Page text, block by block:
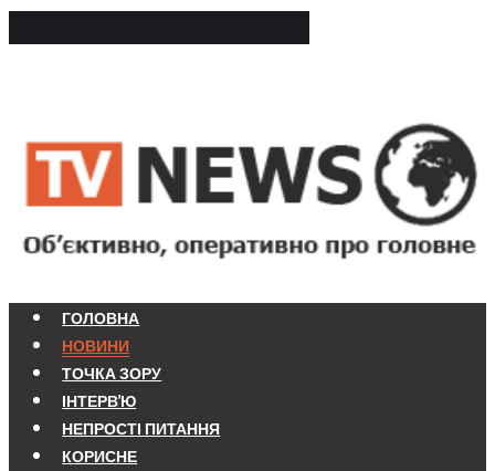
ГОЛОВНА
НОВИНИ
ТОЧКА ЗОРУ
ІНТЕРВ'Ю
НЕПРОСТІ ПИТАННЯ
КОРИСНЕ